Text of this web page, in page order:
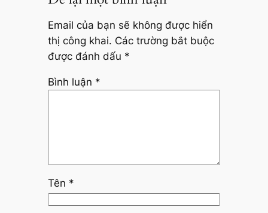
Email của bạn sẽ không được hiển
thị công khai. Các trường bắt buộc
được đánh dấu *
Bình luận *
Tên *